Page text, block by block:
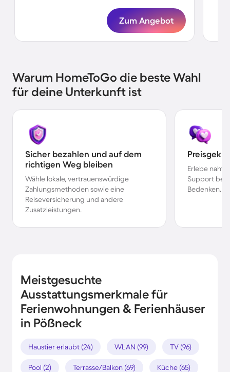
Zum Angebot
Warum HomeToGo die beste Wahl
für deine Unterkunft ist
Sicher bezahlen und auf dem
richtigen Weg bleiben
Wähle lokale, vertrauenswürdige
Zahlungsmethoden sowie eine
Reiseversicherung und andere
Zusatzleistungen.
Erlebe
Support bei
Bedenken.
Meistgesuchte
Ausstattungsmerkmale für
Ferienwohnungen & Ferienhäuser
in Pößneck
Haustier erlaubt (24) WLAN (99) TV (96)
Pool (2) Terrasse/Balkon (69) Küche (65)